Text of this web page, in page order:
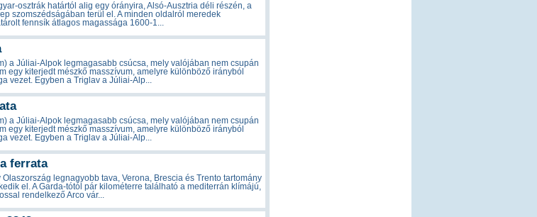
osztrák határtól alig egy órányira, Alsó-Ausztria déli részén, a
szomszédságában terül el. A minden oldalról meredek
fennsík átlagos magassága 1600-1...
a Júliai-Alpok legmagasabb csúcsa, mely valójában nem csupán
egy kiterjedt mészkő masszívum, amelyre különböző irányból
vezet. Egyben a Triglav a Júliai-Alp...
a Júliai-Alpok legmagasabb csúcsa, mely valójában nem csupán
egy kiterjedt mészkő masszívum, amelyre különböző irányból
vezet. Egyben a Triglav a Júliai-Alp...
ferrata
Olaszország legnagyobb tava, Verona, Brescia és Trento tartomány
el. A Garda-tótól pár kilométerre található a mediterrán klímájú,
rendelkező Arco vár...